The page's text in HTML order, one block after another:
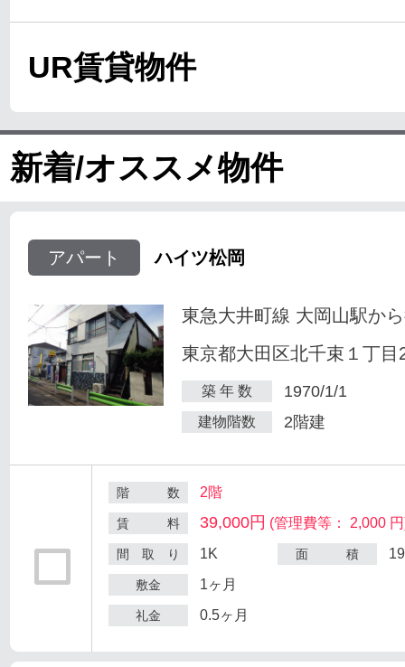
UR賃貸物件
新着/オススメ物件
アパート ハイツ松岡
東急大井町線 大岡山駅か
東京都大田区北千束１丁目
築 年 数 1970/1/1
建物階数 2階建
階 数 2階
賃 料 39,000円 (管理費等： 2,000
間 取 り 1K 面 積
敷金 1ヶ月
礼金 0.5ヶ月